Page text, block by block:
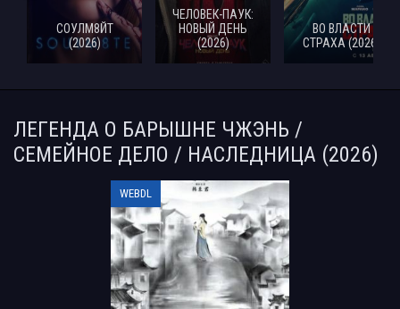
СОУЛМ8ЙТ
(2026)
ЧЕЛОВЕК-ПАУК:
НОВЫЙ ДЕНЬ
(2026)
ВО ВЛАСТИ
СТРАХА (2026)
ЛЕГЕНДА О БАРЫШНЕ ЧЖЭНЬ /
СЕМЕЙНОЕ ДЕЛО / НАСЛЕДНИЦА (2026)
WEBDL